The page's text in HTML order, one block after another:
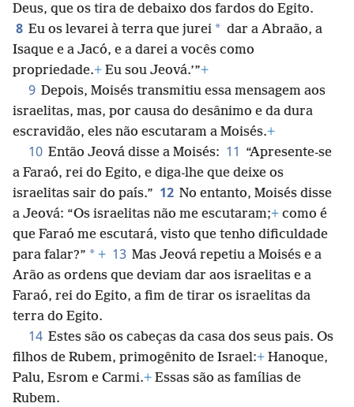
Deus, que os tira de debaixo dos fardos do Egito.
8 Eu os levarei à terra que jurei * dar a Abraão, a
Isaque e a Jacó, e a darei a vocês como
propriedade.+ Eu sou Jeová.’”+
9 Depois, Moisés transmitiu essa mensagem aos
israelitas, mas, por causa do desânimo e da dura
escravidão, eles não escutaram a Moisés.+
10 Então Jeová disse a Moisés: 11 “Apresente-se
a Faraó, rei do Egito, e diga-lhe que deixe os
israelitas sair do país.” 12 No entanto, Moisés disse
a Jeová: “Os israelitas não me escutaram;+ como é
que Faraó me escutará, visto que tenho dificuldade
para falar?” * + 13 Mas Jeová repetiu a Moisés e a
Arão as ordens que deviam dar aos israelitas e a
Faraó, rei do Egito, a fim de tirar os israelitas da
terra do Egito.
14 Estes são os cabeças da casa dos seus pais. Os
filhos de Rubem, primogênito de Israel:+ Hanoque,
Palu, Esrom e Carmi.+ Essas são as famílias de
Rubem.